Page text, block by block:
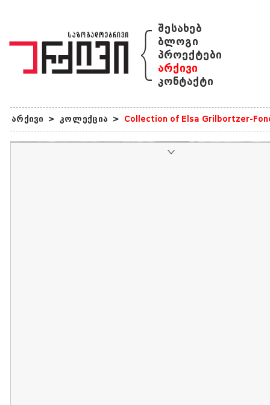
{ შესახებ
ბლოგი
პროექტები
არქივი
კონტაქტი
არქივი > კოლექცია > Collection of Elsa Grilbortzer-